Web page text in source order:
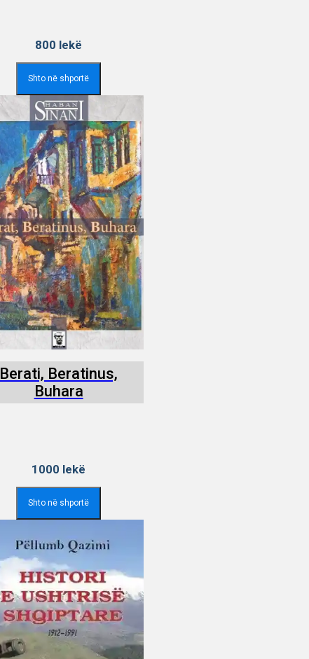
800 lekë
Shto në shportë
Berati, Beratinus,
Buhara
1000 lekë
Shto në shportë